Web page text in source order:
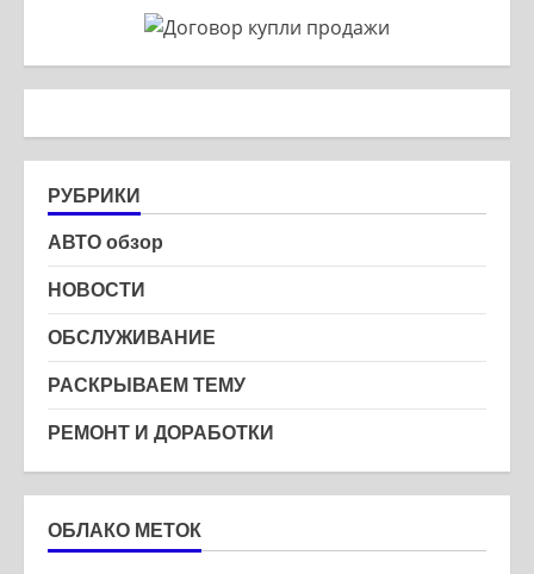
РУБРИКИ
АВТО обзор
НОВОСТИ
ОБСЛУЖИВАНИЕ
РАСКРЫВАЕМ ТЕМУ
РЕМОНТ И ДОРАБОТКИ
ОБЛАКО МЕТОК